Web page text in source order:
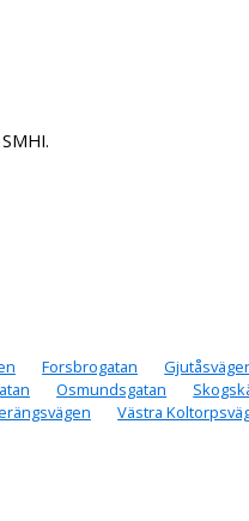
Forsbrogatan
Osmundsgatan
Västra